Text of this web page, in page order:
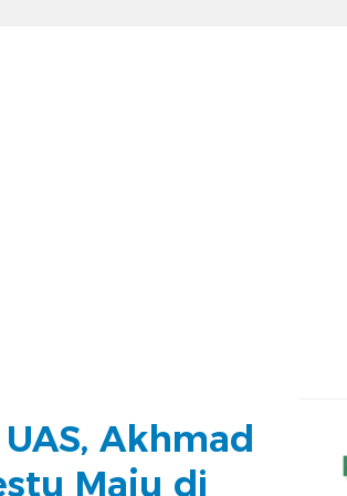
Akhmad
Maju di